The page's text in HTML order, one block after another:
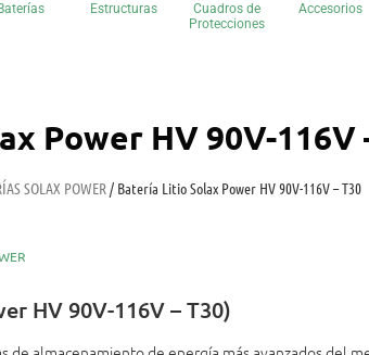
Baterías Estructuras
Cuadros de
Protecciones
Accesorios
Power HV 90V-116V
SOLAX POWER/ Batería Litio Solax Power HV 90V-116V – T30
HV 90V-116V – T30)